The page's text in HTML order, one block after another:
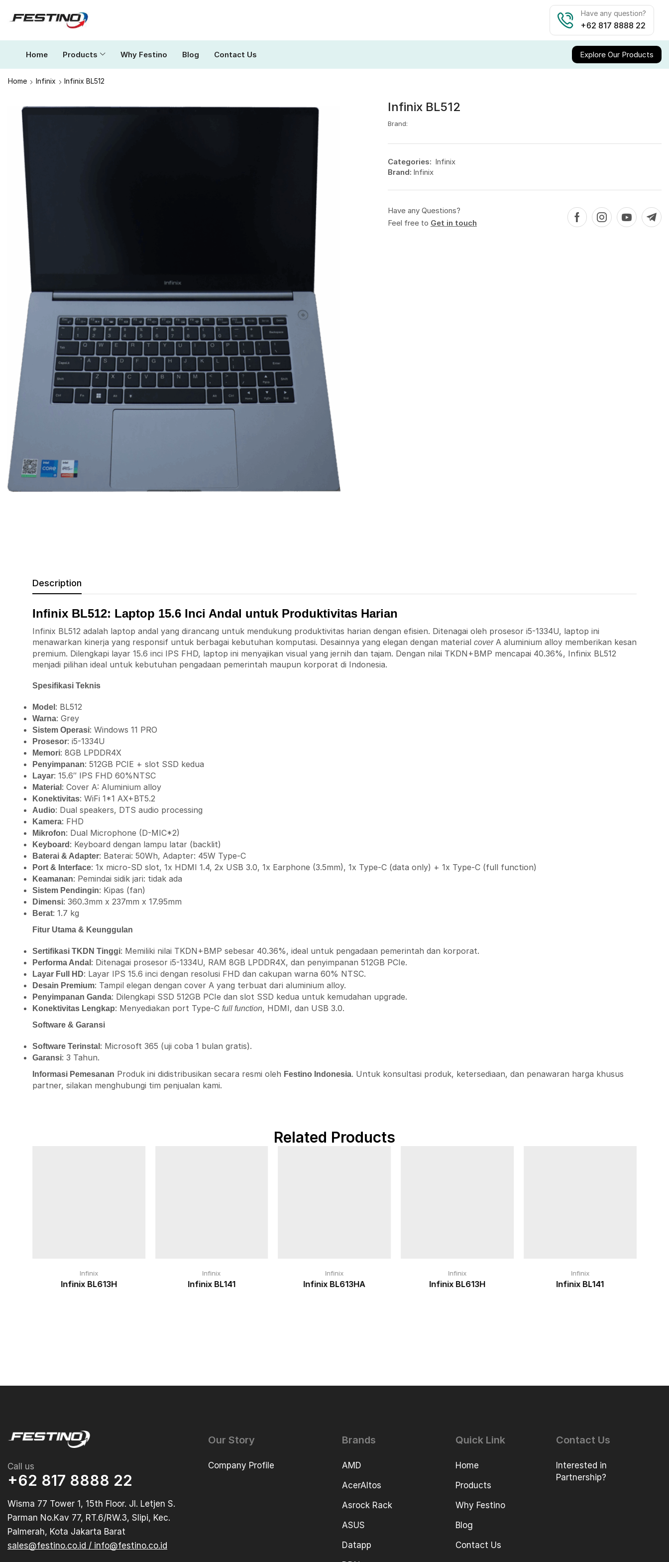
Have any question?
+62 817 8888 22
Home Products Why Festino Blog Contact Us Explore Our Products
Home Infinix Infinix BL512
Infinix BL512
Brand:
Categories: Infinix
Brand: Infinix
Have any Questions?
Feel free to Get in touch
Description
Infinix BL512: Laptop 15.6 Inci Andal untuk Produktivitas Harian
Infinix BL512 adalah laptop andal yang dirancang untuk mendukung produktivitas harian dengan efisien. Ditenagai oleh prosesor i5-1334U, laptop ini
menawarkan kinerja yang responsif untuk berbagai kebutuhan komputasi. Desainnya yang elegan dengan material coverA aluminium alloy memberikan kesan
premium. Dilengkapi layar 15.6 inci IPS FHD, laptop ini menyajikan visual yang jernih dan tajam. Dengan nilai TKDN+BMP mencapai 40.36%, Infinix BL512
menjadi pilihan ideal untuk kebutuhan pengadaan pemerintah maupun korporat di Indonesia.
Spesifikasi Teknis
Model : BL512
Warna: Grey
Sistem Operasi: Windows 11 PRO
Prosesor: i5-1334U
Memori: 8GB LPDDR4X
Penyimpanan: 512GB PCIE + slot SSD kedua
Layar: 15.6″ IPS FHD 60%NTSC
Material : Cover A: Aluminium alloy
Konektivitas: WiFi 1*1 AX+BT5.2
Audio: Dual speakers, DTS audio processing
Kamera: FHD
Mikrofon: Dual Microphone (D-MIC*2)
Keyboard : Keyboard dengan lampu latar (backlit)
Baterai & Adapter: Baterai: 50Wh, Adapter: 45W Type-C
Port & Interface: 1x micro-SD slot, 1x HDMI 1.4, 2x USB 3.0, 1x Earphone (3.5mm), 1x Type-C (data only) + 1x Type-C (full function)
Keamanan: Pemindai sidik jari: tidak ada
Sistem Pendingin: Kipas (fan)
Dimensi: 360.3mm x 237mm x 17.95mm
Berat: 1.7 kg
Fitur Utama & Keunggulan
Sertifikasi TKDN Tinggi: Memiliki nilai TKDN+BMP sebesar 40.36%, ideal untuk pengadaan pemerintah dan korporat.
Performa Andal : Ditenagai prosesor i5-1334U, RAM 8GB LPDDR4X, dan penyimpanan 512GB PCIe.
Layar Full HD: Layar IPS 15.6 inci dengan resolusi FHD dan cakupan warna 60% NTSC.
Desain Premium: Tampil elegan dengan cover A yang terbuat dari aluminium alloy.
Penyimpanan Ganda: Dilengkapi SSD 512GB PCIe dan slot SSD kedua untuk kemudahan upgrade.
Konektivitas Lengkap: Menyediakan port Type-C full function, HDMI, dan USB 3.0.
Software & Garansi
Software Terinstal : Microsoft 365 (uji coba 1 bulan gratis).
Garansi: 3 Tahun.
Informasi Pemesanan Produk ini didistribusikan secara resmi oleh Festino Indonesia. Untuk konsultasi produk, ketersediaan, dan penawaran harga khusus
partner, silakan menghubungi tim penjualan kami.
Related Products
Infinix
Infinix BL613H
Infinix
Infinix BL141
Infinix
Infinix BL613HA
Infinix
Infinix BL613H
Infinix
Infinix BL141
Call us
+62 817 8888 22
Wisma 77 Tower 1, 15th Floor. Jl. Letjen S.
Parman No.Kav 77, RT.6/RW.3, Slipi, Kec.
Palmerah, Kota Jakarta Barat
sales@festino.co.id / info@festino.co.id
Our Story
Company Profile
Brands
AMD
AcerAltos
Asrock Rack
ASUS
Datapp
Quick Link
Home
Products
Why Festino
Blog
Contact Us
Contact Us
Interested in
Partnership?